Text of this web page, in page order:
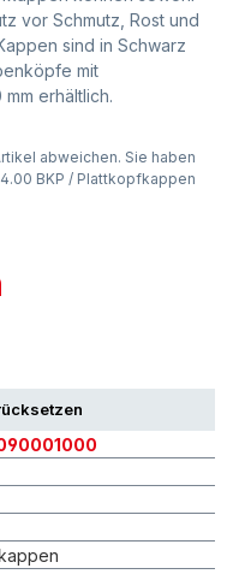
vor Schmutz, Rost und
sind in Schwarz
mit
erhältlich.
abweichen. Sie haben
BKP / Plattkopfkappen